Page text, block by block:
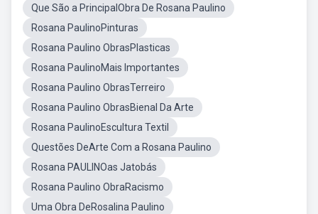
Que São a PrincipalObra De Rosana Paulino
Rosana PaulinoPinturas
Rosana Paulino ObrasPlasticas
Rosana PaulinoMais Importantes
Rosana Paulino ObrasTerreiro
Rosana Paulino ObrasBienal Da Arte
Rosana PaulinoEscultura Textil
Questões DeArte Com a Rosana Paulino
Rosana PAULINOas Jatobás
Rosana Paulino ObraRacismo
Uma Obra DeRosalina Paulino